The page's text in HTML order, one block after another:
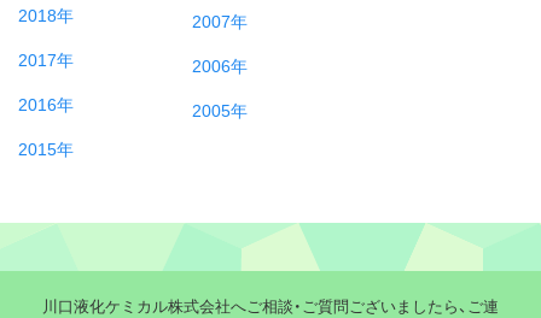
2018年
2017年
2016年
2015年
2007年
2006年
2005年
川口液化ケミカル株式会社へご相談・ご質問ございましたら、ご連